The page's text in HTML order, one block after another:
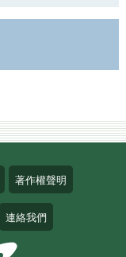
著作權聲明
連絡我們